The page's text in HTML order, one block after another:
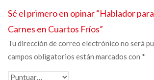
Sé el primero en opinar “Hablador
Carnes en Cuartos Fríos”
Tu dirección de correo electrónico no será
campos obligatorios están marcados con *